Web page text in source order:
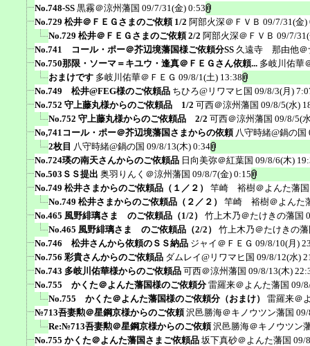
No.748-SS 黒霧＠涼州藩国 09/7/31(金) 0:53
No.729 松井＠ＦＥＧさまのご依頼 1/2 阿部火深＠ＦＶＢ 09/7/31(金)
No.729 松井＠ＦＥＧさまのご依頼 2/2 阿部火深＠ＦＶＢ 09/7/
No.741 コール・ポー＠芥辺境藩国様ご依頼分SS 久遠寺 那由他＠
No.750那限・ソーマ＝キユウ・逢真＠ＦＥＧさん依頼... 多岐川佑華
おまけです 多岐川佑華＠ＦＥＧ 09/8/1(土) 13:38
No.749 松井@FEG様のご依頼品 ちひろ@リワマヒ国 09/8/3(月)
No.752 守上藤丸様からのご依頼品 1/2 可西＠涼州藩国 09/8/5(水)
No.752 守上藤丸様からのご依頼品 2/2 可西＠涼州藩国 09/8/5(
No,741コール・ポー＠芥辺境藩国さまからの依頼 八守時緒@鍋の国
2枚目 八守時緒@鍋の国 09/8/13(木) 0:34
No.724瑛の南天さんからのご依頼品 日向美弥＠紅葉国 09/8/6(木)
No.503ＳＳ提出 奥羽りんく＠涼州藩国 09/8/7(金) 0:15
No.749 松井さまからのご依頼品（１／２）
竿崎 裕樹＠よんた藩国
No.749 松井さまからのご依頼品（２／２）
竿崎 裕樹＠よんた
No.465 風野緋璃さま のご依頼品（1/2）
竹上木乃＠たけきの藩国
No.465 風野緋璃さま のご依頼品（2/2）
竹上木乃＠たけきの
No.746 松井さんから依頼のＳＳ納品 ジャイ＠ＦＥＧ 09/8/10(月)
No.756 彩貴さんからのご依頼品 ダムレイ@リワマヒ国 09/8/12(水)
No.743 多岐川佑華様からのご依頼品 可西＠涼州藩国 09/8/13(木)
No.755 かくた＠よんた藩国様のご依頼分 雷羅来＠よんた藩国 09/
No.755 かくた＠よんた藩国様のご依頼分（おまけ）
雷羅来＠
№713吾妻勲＠星鋼京様からのご依頼 沢邑勝海＠キノウツン藩国
Re:№713吾妻勲＠星鋼京様からのご依頼 沢邑勝海＠キノウツン
No.755 かくた＠よんた藩国さまご依頼品 坂下真砂＠よんた藩国 09/